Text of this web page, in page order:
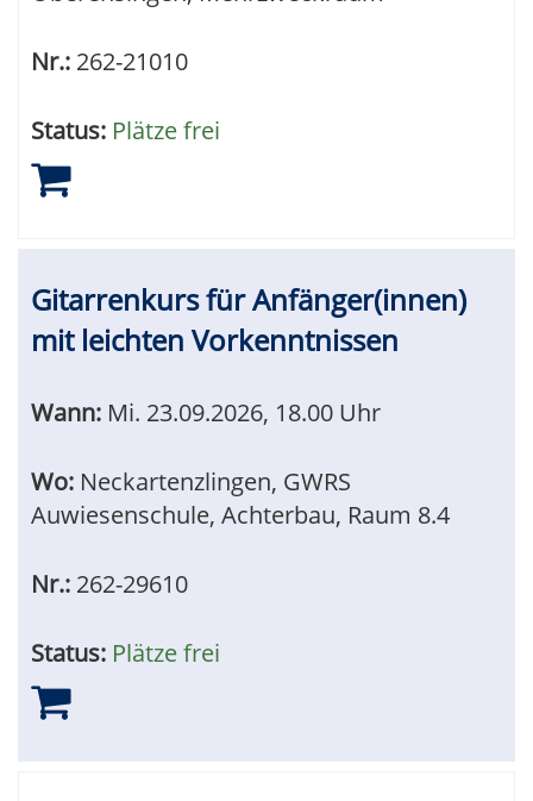
Nr.: 262-21010
Status: Plätze frei
Gitarrenkurs für Anfänger(innen)
mit leichten Vorkenntnissen
Wann: Mi. 23.09.2026, 18.00 Uhr
Wo: Neckartenzlingen, GWRS
Auwiesenschule, Achterbau, Raum 8.4
Nr.: 262-29610
Status: Plätze frei